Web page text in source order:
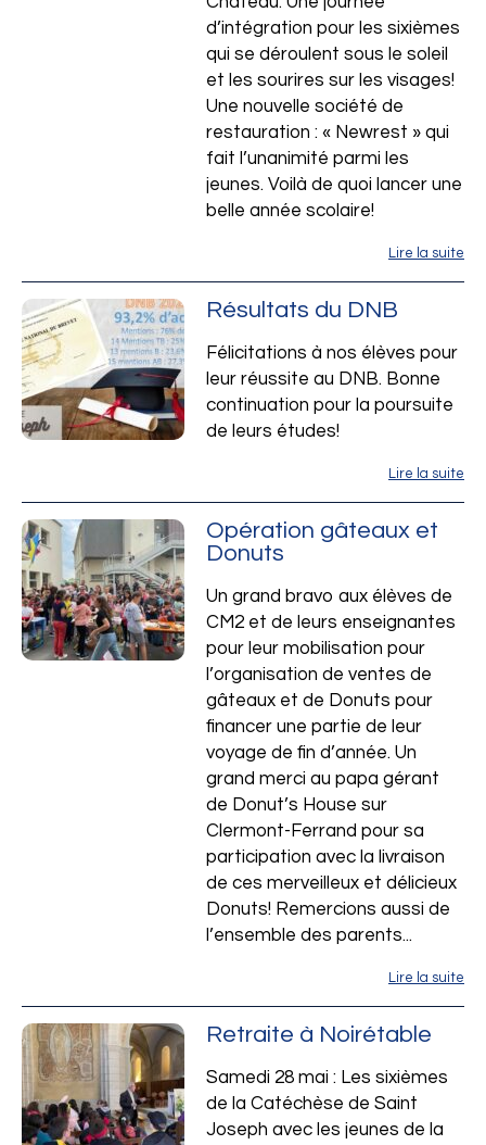
d’intégration pour les sixièmes
qui se déroulent sous le soleil
et les sourires sur les visages!
Une nouvelle société de
restauration : « Newrest » qui
fait l’unanimité parmi les
jeunes. Voilà de quoi lancer une
belle année scolaire!
Lire la suite
Résultats du DNB
Félicitations à nos élèves pour
leur réussite au DNB. Bonne
continuation pour la poursuite
de leurs études!
Lire la suite
Opération gâteaux et
Donuts
Un grand bravo aux élèves de
CM2 et de leurs enseignantes
pour leur mobilisation pour
l’organisation de ventes de
gâteaux et de Donuts pour
financer une partie de leur
voyage de fin d’année. Un
grand merci au papa gérant
de Donut’s House sur
Clermont-Ferrand pour sa
participation avec la livraison
de ces merveilleux et délicieux
Donuts! Remercions aussi de
l’ensemble des parents...
Lire la suite
Retraite à Noirétable
Samedi 28 mai : Les sixièmes
de la Catéchèse de Saint
Joseph avec les jeunes de la